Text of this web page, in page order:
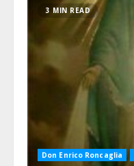
3 MIN READ
Don Enrico Roncaglia